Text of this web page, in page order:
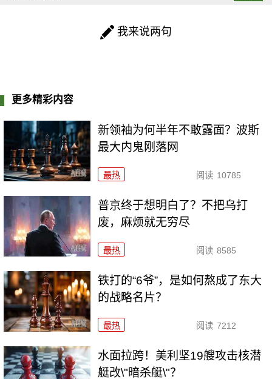
我来说两句
更多精彩内容
新领袖为何半年不敢露面？波斯
最大内鬼刚落网
最热 阅读 10785
普京终于想明白了？不把乌打
废，麻烦就无穷尽
最热 阅读 8585
铁打的“6爷”，是如何熬成了东大
的战略名片？
最热 阅读 7212
水面拉跨！美利坚19艘攻击核潜
艇改\"暗杀艇\"？